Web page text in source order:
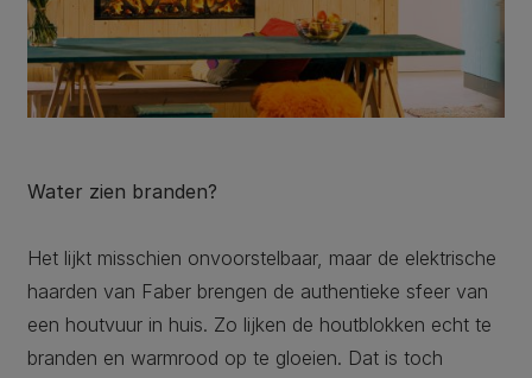
Water zien branden?
Het lijkt misschien onvoorstelbaar, maar de elektrische
haarden van Faber brengen de authentieke sfeer van
een houtvuur in huis. Zo lijken de houtblokken echt te
branden en warmrood op te gloeien. Dat is toch